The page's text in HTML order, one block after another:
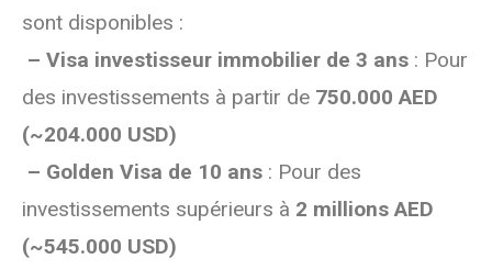
sont disponibles :
– Visa investisseur immobilier de 3 ans : Pour
des investissements à partir de 750.000 AED
(~204.000 USD)
– Golden Visa de 10 ans : Pour des
investissements supérieurs à 2 millions AED
(~545.000 USD)